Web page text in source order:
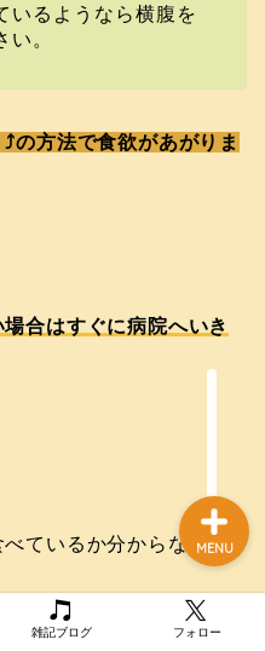
いるようなら横腹を
。
の方法で食欲があがりま
合はすぐに病院へいき
ているか分からない場
雑記ブログ フォロー
MENU
雑記ブログ